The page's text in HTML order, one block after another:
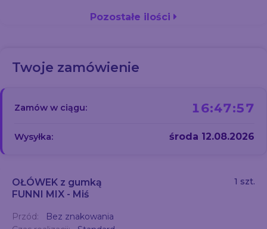
Pozostałe ilości
Twoje zamówienie
Zamów w ciągu: 16:47:56
Wysyłka: środa 12.08.2026
OŁÓWEK z gumką
FUNNI MIX - Miś
1 szt.
Przód:
Bez znakowania